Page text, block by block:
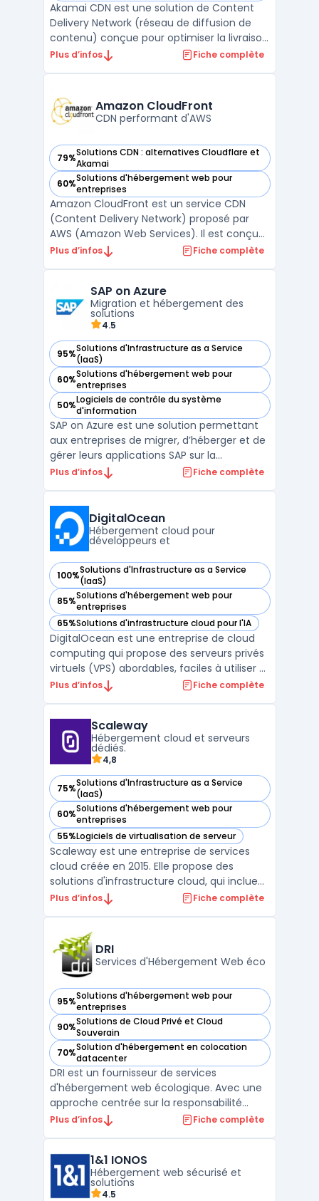
Akamai CDN est une solution de Content
Delivery Network (réseau de diffusion de
contenu) conçue pour optimiser la livraison
de contenus en ligne, tout en garantissant
latences, augmenter la vitesse de
chargement ...
Plus d’infos Fiche complète
Amazon CloudFront
CDN performant d'AWS
79%Solutions CDN : alternatives Cloudflare et
Akamai
— voir Amazon CloudFront dans cette catégorie
60%Solutions d'hébergement web pour
entreprises
— voir Amazon CloudFront dans cette catégorie
Amazon CloudFront est un service CDN
(Content Delivery Network) proposé par
AWS (Amazon Web Services). Il est conçu
pour distribuer de manière sécurisée et à
utilisateurs du monde entier.Utilisant le
réseau mondial de ...
Plus d’infos Fiche complète
SAP on Azure
Migration et hébergement des
solutions
4.5
95%Solutions d'Infrastructure as a Service
(IaaS)
— voir SAP on Azure dans cette catégorie
60%Solutions d'hébergement web pour
entreprises
— voir SAP on Azure dans cette catégorie
50%Logiciels de contrôle du système
d'information
— voir SAP on Azure dans cette catégorie
SAP on Azure est une solution permettant
aux entreprises de migrer, d’héberger et de
gérer leurs applications SAP sur la
plateforme Microsoft Azure. Cette offre
cloud Azure, permettant aux organisations
d'optimiser leur ...
Plus d’infos Fiche complète
DigitalOcean
Hébergement cloud pour
développeurs et
100%Solutions d'Infrastructure as a Service
(IaaS)
— voir DigitalOcean dans cette catégorie
85%Solutions d'hébergement web pour
entreprises
— voir DigitalOcean dans cette catégorie
65%Solutions d'infrastructure cloud pour l'IA
— voir DigitalOcean dans cette catégorie
DigitalOcean est une entreprise de cloud
computing qui propose des serveurs privés
virtuels (VPS) abordables, faciles à utiliser et
rapides. Avec plus de 12 ans d'expérience,
de données et des espaces de stockage. L
Plus d’infos Fiche complète
Scaleway
Hébergement cloud et serveurs
dédiés.
4,8
75%Solutions d'Infrastructure as a Service
(IaaS)
— voir Scaleway dans cette catégorie
60%Solutions d'hébergement web pour
entreprises
— voir Scaleway dans cette catégorie
55%Logiciels de virtualisation de serveur
— voir Scaleway dans cette catégorie
Scaleway est une entreprise de services
cloud créée en 2015. Elle propose des
solutions d'infrastructure cloud, qui incluent
notamment des offres d'hébergement
offre d'instances Bare Metal, qui combine
les avantages de ...
Plus d’infos Fiche complète
DRI
Services d'Hébergement Web éco
95%Solutions d'hébergement web pour
entreprises
— voir DRI dans cette catégorie
90%Solutions de Cloud Privé et Cloud
Souverain
— voir DRI dans cette catégorie
70%Solution d'hébergement en colocation
datacenter
— voir DRI dans cette catégorie
DRI est un fournisseur de services
d'hébergement web écologique. Avec une
approche centrée sur la responsabilité
environnementale, l'entreprise se
l'hébergement. DRI propose une gamme
variée de services, allant de l'hébergement
mutualisé ...
Plus d’infos Fiche complète
1&1 IONOS
Hébergement web sécurisé et
solutions
4.5